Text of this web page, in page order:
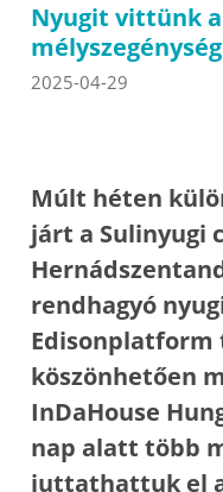
Nyugit vittünk
2025-04-29
Múlt héten
járt a Sulinyugi
rendhagyó
Edisonplatform
köszönhetően
InDaHouse
nap alatt több
juttathattuk el